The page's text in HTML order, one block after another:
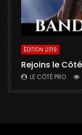
ÉDITION 2019
Rejoins le
LE CÔTÉ PRO